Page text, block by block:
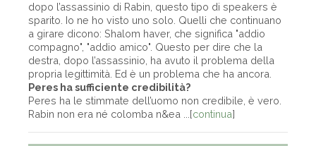
dopo l’assassinio di Rabin, questo tipo di speakers è
sparito. Io ne ho visto uno solo. Quelli che continuano
a girare dicono: Shalom haver, che significa "addio
compagno", "addio amico". Questo per dire che la
destra, dopo l’assassinio, ha avuto il problema della
propria legittimità. Ed è un problema che ha ancora.
Peres ha sufficiente credibilità?
Peres ha le stimmate dell’uomo non credibile, è vero.
Rabin non era né colomba n&ea ...[continua]